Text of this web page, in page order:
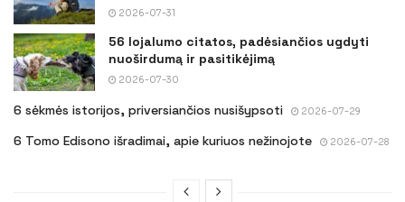
2026-07-31
56 lojalumo citatos, padėsiančios ugdyti
nuoširdumą ir pasitikėjimą
2026-07-30
6 sėkmės istorijos, priversiančios nusišypsoti 2026-07-29
6 Tomo Edisono išradimai, apie kuriuos nežinojote 2026-07-28